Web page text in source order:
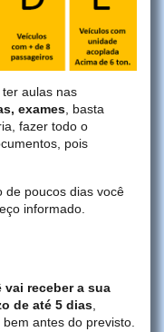
ter aulas nas
exames, basta
fazer todo o
pois
de poucos dias você
informado.
vai receber a sua
de até 5 dias,
antes do previsto.